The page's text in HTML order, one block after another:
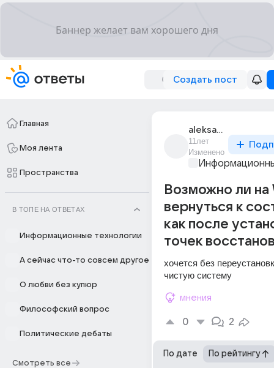
Создать пост
Главная
Моя лента
Пространства
В ТОПЕ НА ОТВЕТАХ
Информационные технологии
А сейчас что-то совсем другое
О любви без купюр
Философский вопрос
Политические дебаты
Смотреть все
aleksandr_88230
11лет
Изменено
Возможно ли на
вернуться к
как после
точек
хочется без
чистую систему
мнения
0 2
По дате По рейтингу